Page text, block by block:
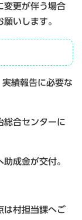
変更が伴う場合
いします。
績報告に必要な
総合センターに
成金が交付。
は村担当課へご